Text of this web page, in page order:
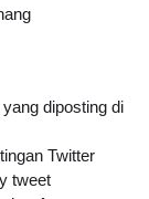
yang diposting di
Twitter
tweet